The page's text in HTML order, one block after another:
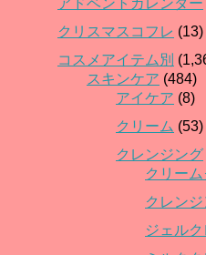
アドベントカレンダー
クリスマスコフレ (13)
コスメアイテム別
スキンケア (484)
アイケア (8)
クリーム (53)
クレンジング
クリー
クレン
ジェル